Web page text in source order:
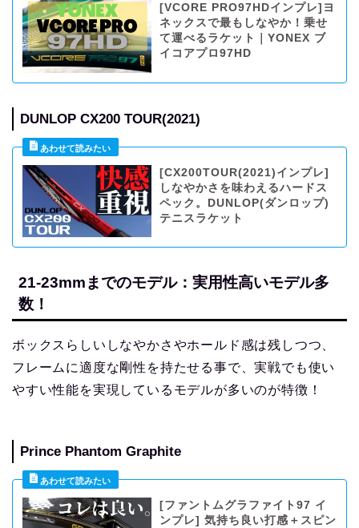
[VCORE PRO97HDインプレ]ヨ
ネックスで最もしなやか！乗せ
て運べるラケット｜YONEX ブ
イコアプロ97HD
DUNLOP CX200 TOUR(2021)
[CX200TOUR(2021)インプレ]
しなやかさを味わえるハードス
ペック。DUNLOP(ダンロップ)
テニスラケット
21-23mmまでのモデル：実用性高いモデル多
数！
ボックスらしいしなやかさやホールド感は残しつつ、
フレームに適度な剛性を持たせる事で、実戦でも使い
やすい性能を実現しているモデルが多いのが特徴！
Prince Phantom Graphite
[ファントムグラファイト97 イ
ンプレ] 気持ち良い打感＋スピン